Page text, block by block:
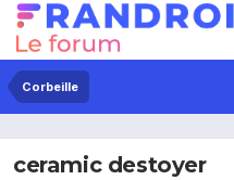
Corbeille
ceramic destoyer